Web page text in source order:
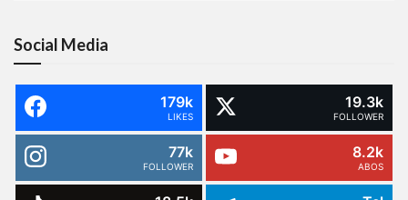
Social Media
179k
LIKES
19.3k
FOLLOWER
77k
FOLLOWER
8.2k
ABOS